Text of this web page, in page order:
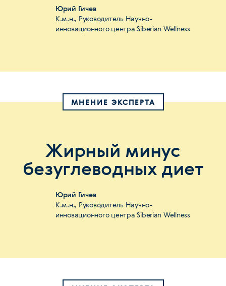
Юрий Гичев
К.м.н., Руководитель Научно-
инновационного центра Siberian Wellness
МНЕНИЕ ЭКСПЕРТА
Жирный минус
безуглеводных диет
Юрий Гичев
К.м.н., Руководитель Научно-
инновационного центра Siberian Wellness